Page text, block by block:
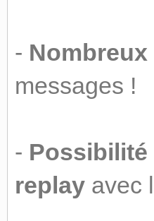
-
messages !
- Possibilité
replay avec